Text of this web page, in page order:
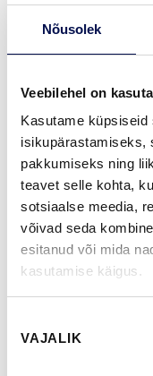
Nõusolek
Veebilehel on
Kasutame küpsiseid
isikupärastamiseks,
pakkumiseks ning
teavet selle kohta,
sotsiaalse meedia,
võivad seda
esitanud või mida
kasutamise käigus.
valik
VAJALIK
MÕÕDUD
LEIA